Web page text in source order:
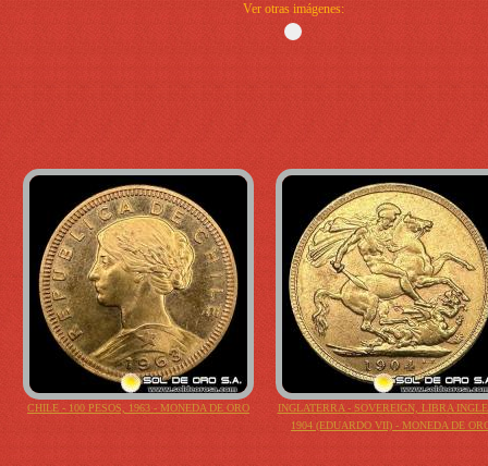
Ver otras imágenes:
CHILE - 100 PESOS, 1963 - MONEDA DE ORO
INGLATERRA - SOVEREIGN, LIBRA
1904 (EDUARDO VII) - MONEDA DE